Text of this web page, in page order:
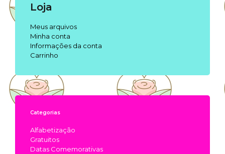
Loja
Meus arquivos
Minha conta
Informações da conta
Carrinho
Categorias
Alfabetização
Gratuitos
Datas Comemorativas